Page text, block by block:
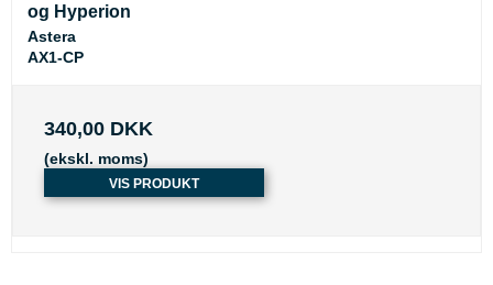
og Hyperion
Astera
AX1-CP
340,00 DKK
(ekskl. moms)
VIS PRODUKT